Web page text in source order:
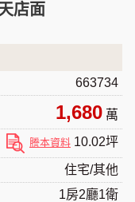
店面
663734
1,680 萬
謄本資料 10.02坪
住宅/其他
1房2廳1衛